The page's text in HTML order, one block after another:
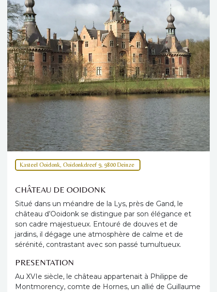
Kasteel Ooidonk, Ooidonkdreef 9, 9800 Deinze
CHÂTEAU DE OOIDONK
Situé dans un méandre de la Lys, près de Gand, le
château d’Ooidonk se distingue par son élégance et
son cadre majestueux. Entouré de douves et de
jardins, il dégage une atmosphère de calme et de
sérénité, contrastant avec son passé tumultueux.
PRESENTATION
Au XVIe siècle, le château appartenait à Philippe de
Montmorency, comte de Hornes, un allié de Guillaume